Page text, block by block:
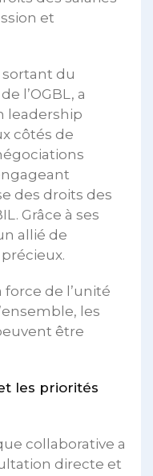
et
du
l’OGBL, a
leadership
côtés de
des droits des
Grâce à ses
allié de
de l’unité
les
être
les priorités
collaborative a
directe et